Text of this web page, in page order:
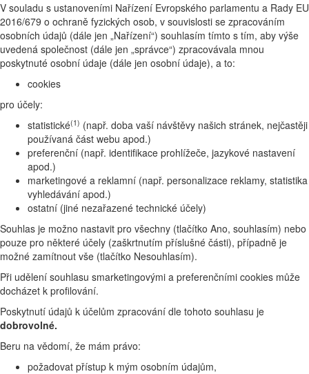
V souladu s ustanoveními Nařízení Evropského parlamentu a Rady EU
2016/679 o ochraně fyzických osob, v souvislosti se zpracováním
osobních údajů (dále jen „Nařízení“) souhlasím tímto s tím, aby výše
uvedená společnost (dále jen „správce“) zpracovávala mnou
poskytnuté osobní údaje (dále jen osobní údaje), a to:
cookies
pro účely:
statistické(1) (např. doba vaší návštěvy našich stránek, nejčastěji
používaná část webu apod.)
preferenční (např. identifikace prohlížeče, jazykové nastavení
apod.)
marketingové a reklamní (např. personalizace reklamy, statistika
vyhledávání apod.)
ostatní (jiné nezařazené technické účely)
Souhlas je možno nastavit pro všechny (tlačítko Ano, souhlasím) nebo
pouze pro některé účely (zaškrtnutím příslušné části), případně je
možné zamítnout vše (tlačítko Nesouhlasím).
Při udělení souhlasu smarketingovými a preferenčními cookies může
docházet k profilování.
Poskytnutí údajů k účelům zpracování dle tohoto souhlasu je
dobrovolné.
Beru na vědomí, že mám právo:
požadovat přístup k mým osobním údajům,